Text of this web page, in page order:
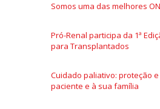
Somos uma das melhores
Pró-Renal participa da 1ª
para Transplantados
Cuidado paliativo: proteção
paciente e à sua família